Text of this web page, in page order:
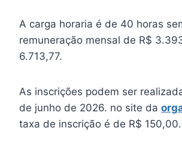
A carga horaria é de 40 horas
remuneração mensal de R$
6.713,77.
As inscrições podem ser
de junho de 2026. no site da
taxa de inscrição é de R$ 150,00.